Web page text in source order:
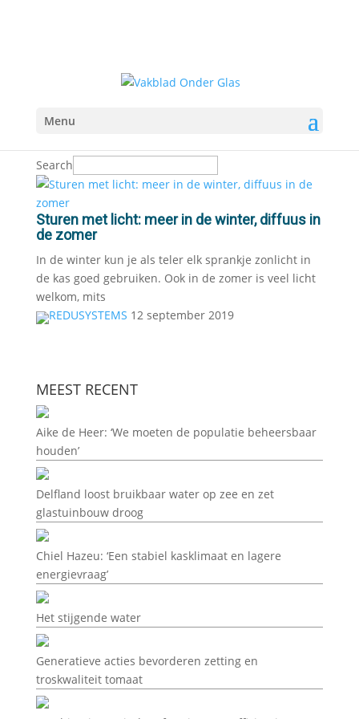
Menu
Search
Sturen met licht: meer in de winter, diffuus in
de zomer
In de winter kun je als teler elk sprankje zonlicht in
de kas goed gebruiken. Ook in de zomer is veel licht
welkom, mits
REDUSYSTEMS 12 september 2019
MEEST RECENT
Aike de Heer: ‘We moeten de populatie beheersbaar
houden’
Delfland loost bruikbaar water op zee en zet
glastuinbouw droog
Chiel Hazeu: ‘Een stabiel kasklimaat en lagere
energievraag’
Het stijgende water
Generatieve acties bevorderen zetting en
troskwaliteit tomaat